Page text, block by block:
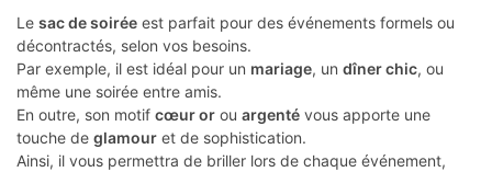
Le sac de soirée est parfait pour des événements formels ou
décontractés, selon vos besoins.
Par exemple, il est idéal pour un mariage, un dîner chic, ou
même une soirée entre amis.
En outre, son motif cœur or ou argenté vous apporte une
touche de glamour et de sophistication.
Ainsi, il vous permettra de briller lors de chaque événement,